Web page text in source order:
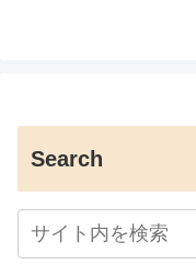
Search